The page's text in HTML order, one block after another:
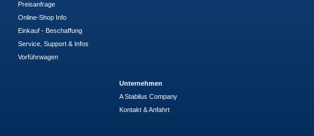
Preisanfrage
Online-Shop Info
Einkauf - Beschaffung
Service, Support & Infos
Vorführwagen
Unternehmen
A Stabilus Company
Kontakt & Anfahrt